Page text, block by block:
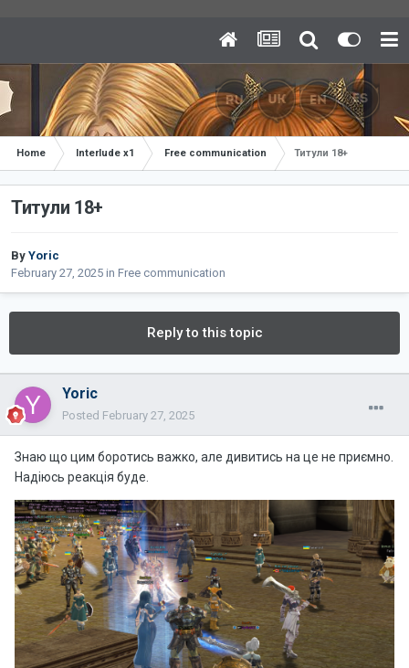
Home Interlude x1 Free communication Титули 18+
Титули 18+
By Yoric
February 27, 2025 in Free communication
Reply to this topic
Yoric
Posted February 27, 2025
Знаю що цим боротись важко, але дивитись на це не приємно.
Надіюсь реакція буде.